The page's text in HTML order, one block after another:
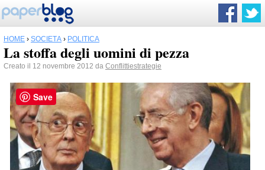
HOME › SOCIETÀ › POLITICA
La stoffa degli uomini di pezza
Creato il 12 novembre 2012 da Conflittiestrategie
Save